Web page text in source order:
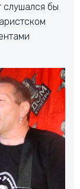
слушался бы